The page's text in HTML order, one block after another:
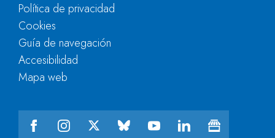
Política de privacidad
Cookies
Guía de navegación
Accesibilidad
Mapa web